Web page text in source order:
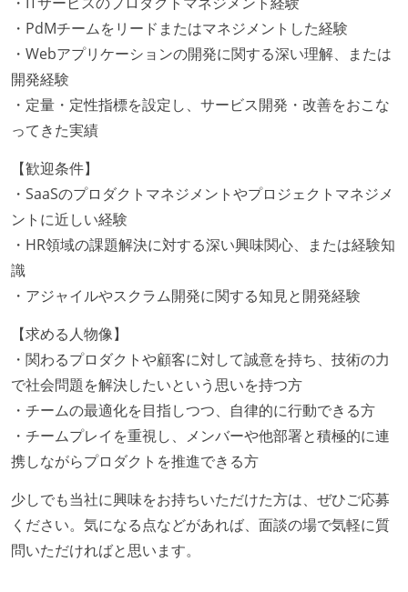
・PdMチームをリードまたはマネジメントした経験
・Webアプリケーションの開発に関する深い理解、または
開発経験
・定量・定性指標を設定し、サービス開発・改善をおこな
ってきた実績
【歓迎条件】
・SaaSのプロダクトマネジメントやプロジェクトマネジメ
ントに近しい経験
・HR領域の課題解決に対する深い興味関心、または経験知
識
・アジャイルやスクラム開発に関する知見と開発経験
【求める人物像】
・関わるプロダクトや顧客に対して誠意を持ち、技術の力
で社会問題を解決したいという思いを持つ方
・チームの最適化を目指しつつ、自律的に行動できる方
・チームプレイを重視し、メンバーや他部署と積極的に連
携しながらプロダクトを推進できる方
少しでも当社に興味をお持ちいただけた方は、ぜひご応募
ください。気になる点などがあれば、面談の場で気軽に質
問いただければと思います。